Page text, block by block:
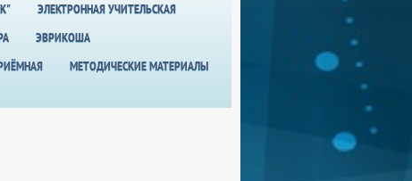
ЭЛЕКТРОННАЯ УЧИТЕЛЬСКАЯ
ЭВРИКОША
МЕТОДИЧЕСКИЕ МАТЕРИАЛЫ